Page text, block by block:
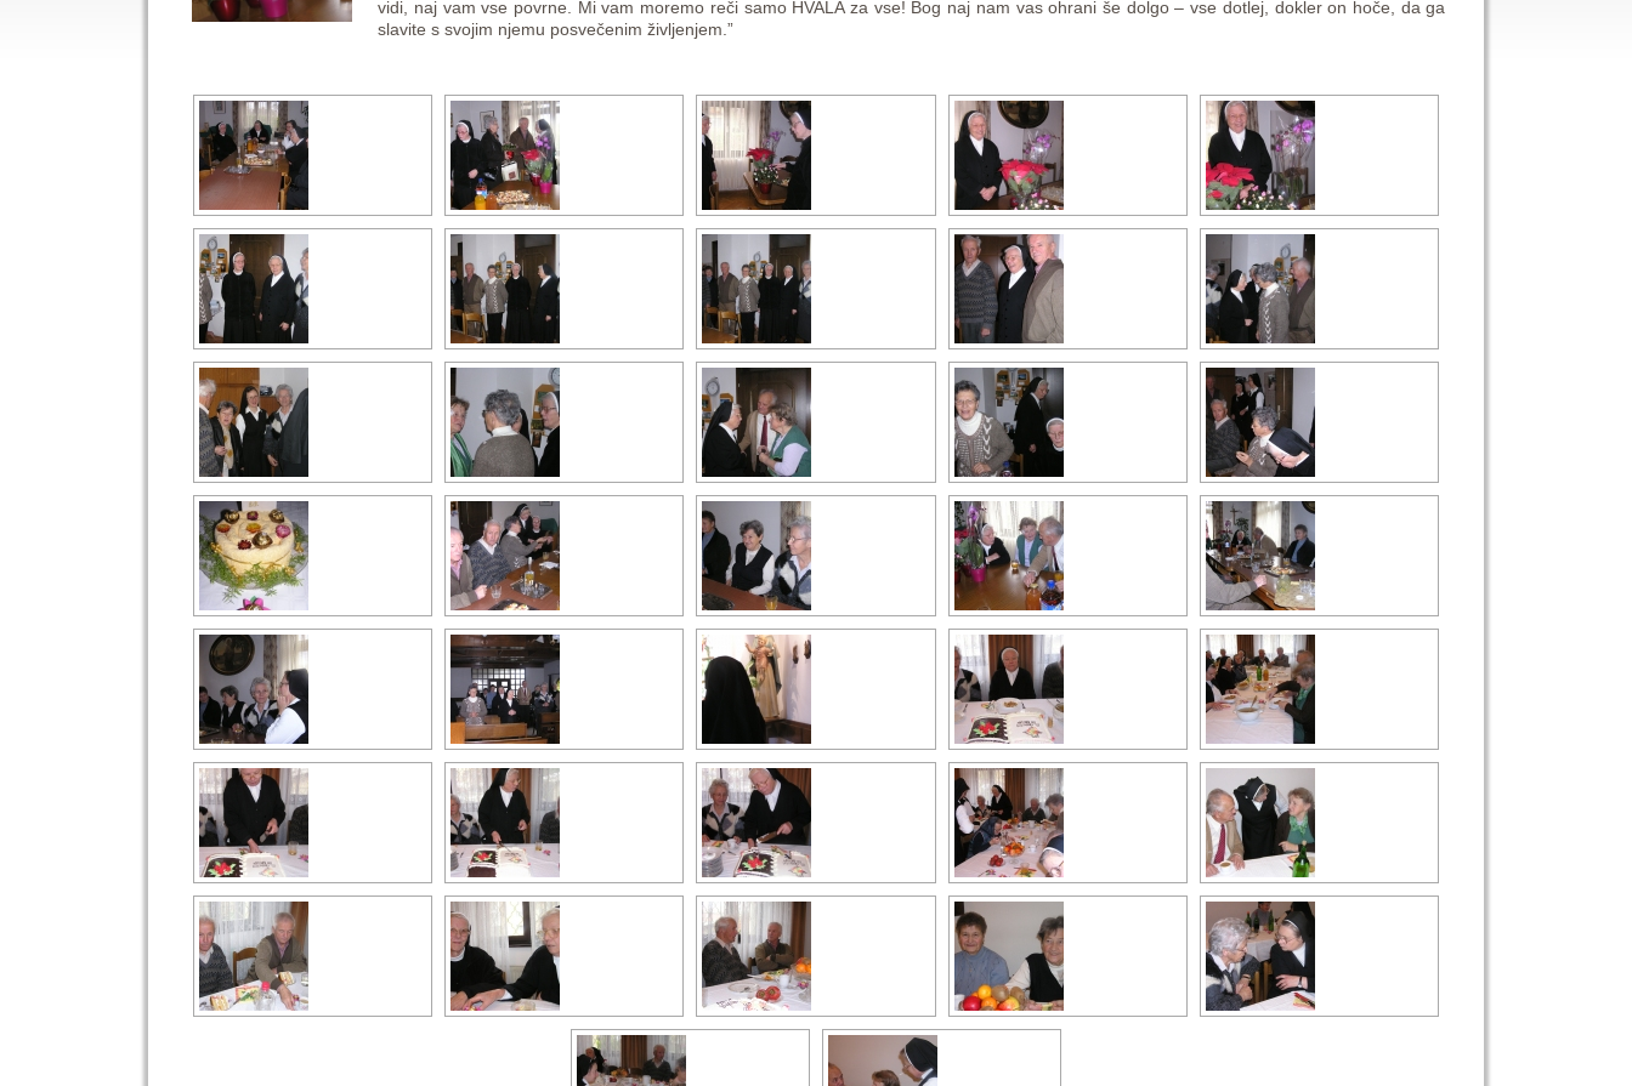
vidi, naj vam vse povrne. Mi vam moremo reči samo HVALA za vse! Bog naj nam vas ohrani še dolgo – vse dotlej, dokler on hoče, da ga
slavite s svojim njemu posvečenim življenjem.”